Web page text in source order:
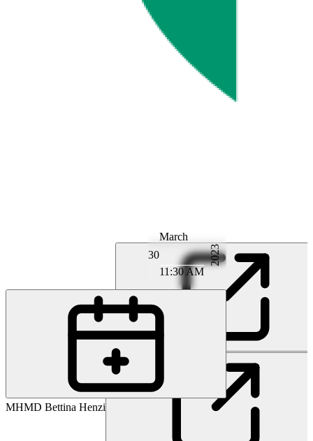
30
March
11:30 AM
2023
PD MD Moritz Deml
MHMD Bettina Henzi